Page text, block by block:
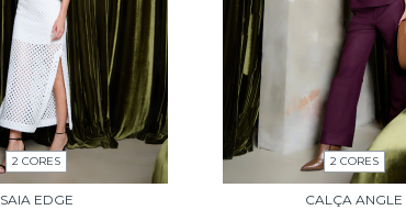
2 CORES
SAIA EDGE
2 CORES
CALÇA ANGLE